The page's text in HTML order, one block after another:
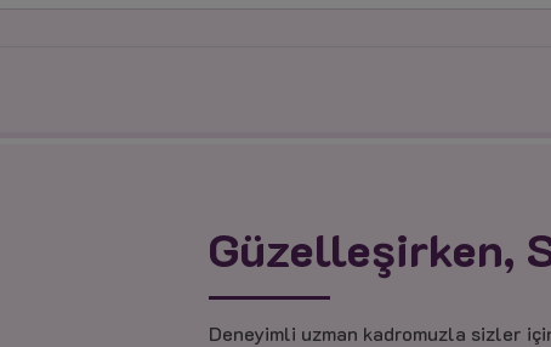
Güzelleşirken,
Deneyimli uzman kadromuzla sizler